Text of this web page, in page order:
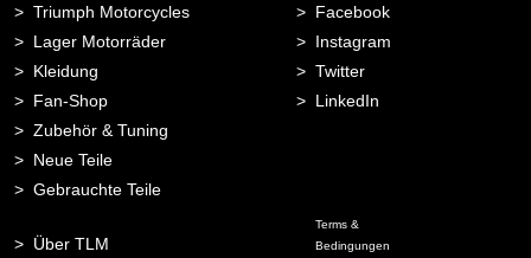
Triumph Motorcycles
Lager Motorräder
Kleidung
Fan-Shop
Zubehör & Tuning
Neue Teile
Gebrauchte Teile
Über TLM
Facebook
Instagram
Twitter
LinkedIn
Terms &
Bedingungen